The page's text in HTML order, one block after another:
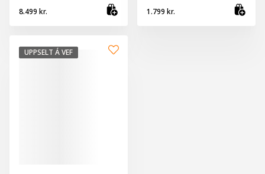
8.499 kr.
1.799 kr.
UPPSELT Á VEF